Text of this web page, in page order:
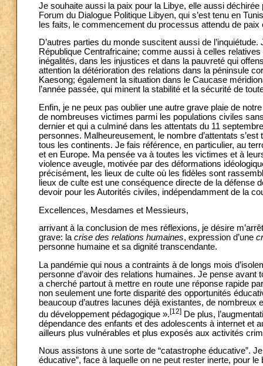
Je souhaite aussi la paix pour la Libye, elle aussi
Forum du Dialogue Politique Libyen, qui s’est tenu en
les faits, le commencement du processus attendu de paix
D’autres parties du monde suscitent aussi de
République Centrafricaine; comme aussi à celles
inégalités, dans les injustices et dans la pauvreté qui
attention la détérioration des relations dans la péninsule
Kaesong; également la situation dans le Caucase
l’année passée, qui minent la stabilité et la sécurité de
Enfin, je ne peux pas oublier une autre grave plaie de
de nombreuses victimes parmi les populations civiles
dernier et qui a culminé dans les attentats du 11
personnes. Malheureusement, le nombre d’attentats
tous les continents. Je fais référence, en particulier, au
et en Europe. Ma pensée va à toutes les victimes et à
violence aveugle, motivée par des déformations
précisément, les lieux de culte où les fidèles sont
lieux de culte est une conséquence directe de la défense
devoir pour les Autorités civiles, indépendamment de la
Excellences, Mesdames et Messieurs,
arrivant à la conclusion de mes réflexions, je désire
grave: la crise des relations humaines, expression d’une
personne humaine et sa dignité transcendante.
La pandémie qui nous a contraints à de longs mois
personne d’avoir des relations humaines. Je pense avant
a cherché partout à mettre en route une réponse rapide
non seulement une forte disparité des opportunités
beaucoup d’autres lacunes déjà existantes, de
du développement pédagogique ».[12] De plus,
dépendance des enfants et des adolescents à internet et
ailleurs plus vulnérables et plus exposés aux activités
Nous assistons à une sorte de “catastrophe éducative”.
éducative”, face à laquelle on ne peut rester inerte, pour